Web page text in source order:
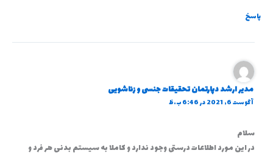
پاسخ
مدیر ارشد دپارتمان تحقیقات جنسی و زناشویی
آگوست 6, 2021 در 6:46 ب.ظ
سلام
در این مورد اطلاعات درستی وجود ندارد و کاملا به سیستم بدنی هر فرد و